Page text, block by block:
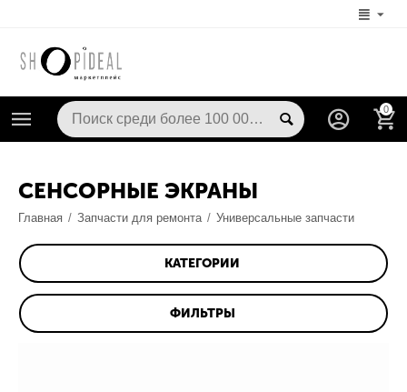
0
СЕНСОРНЫЕ ЭКРАНЫ
Главная / Запчасти для ремонта / Универсальные запчасти
КАТЕГОРИИ
ФИЛЬТРЫ